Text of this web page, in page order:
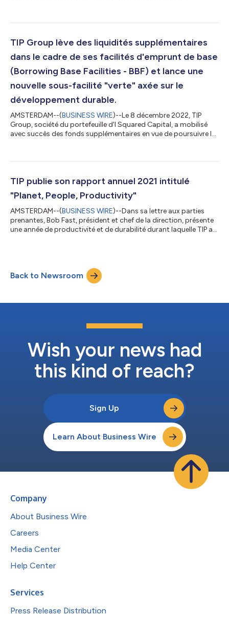
arrangements de financement de l’emprunt de base existants
base financing) ont été augmentés de 425 millions d’euros,
totalisant 2 298 250 000 €...
TIP Group lève des liquidités supplémentaires
dans le cadre de ses facilités d'emprunt de base
(Borrowing Base Facilities - BBF) et lance une
nouvelle sous-facilité "verte" axée sur le
développement durable.
AMSTERDAM--(BUSINESS WIRE)--Le 8 décembre 2022, TIP
Group, société du portefeuille d'I Squared Capital, a mobilisé
avec succès des fonds supplémentaires en vue de poursuivre la
base d'emprunt existante (composée de dettes renouvelables
millions d'euros. Le prix, la durée et la structure de la base
deme...
TIP publie son rapport annuel 2021 intitulé
"Planet, People, Productivity"
AMSTERDAM--(BUSINESS WIRE)--Dans sa lettre aux parties
prenantes, Bob Fast, président et chef de la direction, présente
une année de productivité et de durabilité durant laquelle TIP a
excellente, réalisant même un record des unités louées (105
000 unités) grâce à une solide demande du marché. Le chiffre
Back to Newsroom
Wish your news had
this kind of reach?
Sign Up
Learn About Business Wire
Company
About Business Wire
Careers
Media Center
Help Center
Services
Press Release Distribution